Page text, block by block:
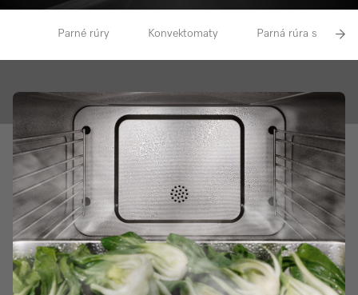
Parné rúry Konvektomaty Parná rúra s